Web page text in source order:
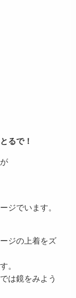
るで！
ジでいます。
ジの上着をズ
。
は鏡をみよう